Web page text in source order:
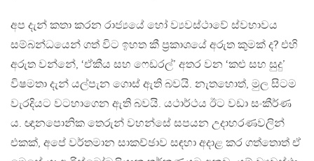
අප දැන් කතා කරන රාජ්‍යයේ හෝ ව්‍යවස්ථාවේ ස්වභාවය
සම්බන්ධයෙන් ගත් විට ඉහත කී ප‍්‍රකාශයේ අරුත කුමක් ද? එහි
අරුත වන්නේ, ‘ඒකීය සහ ෆෙඩරල්’ අතර වන ‘කළු සහ සුදු’
විෂමතා දැන් යල්පැන ගොස් ඇති බවයි. නැතහොත්, මුල සිටම
වැරදියට වටහාගෙන ඇති බවයි. යථාර්ථය ඊට වඩා සංකීර්ණ
ය. ඥානපොනික තෙරුන් වහන්සේ සපයන උදාහරණවලින්
එකක්, අපේ වර්තමාන සාකච්ඡාව සඳහා අදාළ කර ගත්තොත් ඒ